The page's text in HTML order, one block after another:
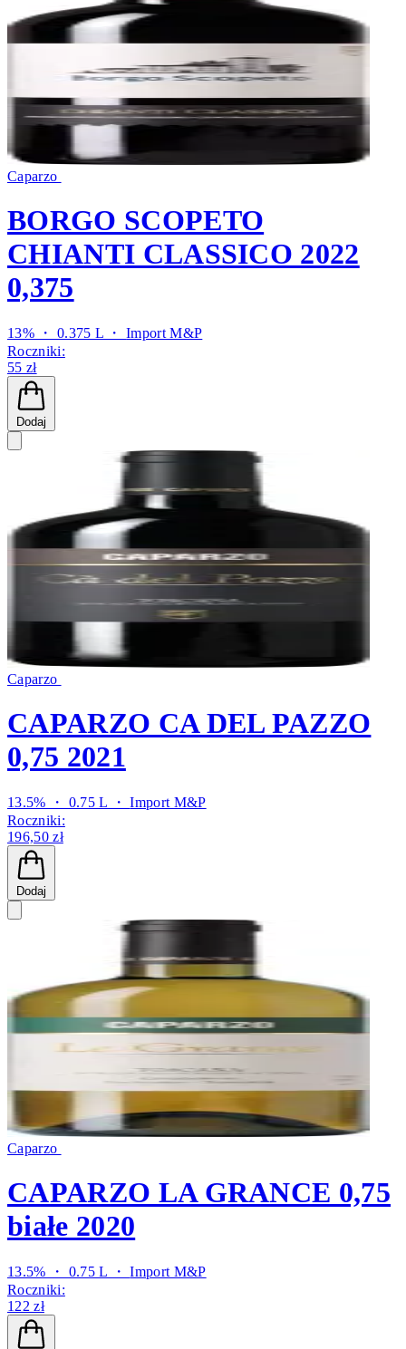
Caparzo
BORGO SCOPETO
CHIANTI CLASSICO 2022
0,375
13% ・ 0.375 L ・Import M&P
Roczniki:
55 zł
Dodaj
Caparzo
CAPARZO CA DEL PAZZO
0,75 2021
13.5% ・ 0.75 L ・Import M&P
Roczniki:
196,50 zł
Dodaj
Caparzo
CAPARZO LA GRANCE 0,75
białe 2020
13.5% ・ 0.75 L ・Import M&P
Roczniki:
122 zł